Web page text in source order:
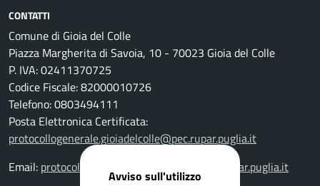
CONTATTI
Comune di Gioia del Colle
Piazza Margherita di Savoia, 10 - 70023 Gioia del Colle
P. IVA: 02411370725
Codice Fiscale: 82000010726
Telefono: 0803494111
Posta Elettronica Certificata:
protocollogenerale.gioiadelcolle@pec.rupar.puglia.it
Email: protocollogenerale.gioiadelcolle@pec.rupar.puglia.it
Avviso sull'utilizzo